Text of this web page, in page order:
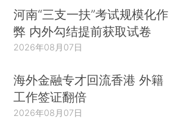
河南“三支一扶”考试规模化作
弊 内外勾结提前获取试卷
2026年08月07日
海外金融专才回流香港 外籍
工作签证翻倍
2026年08月07日